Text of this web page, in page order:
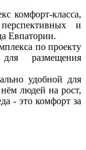
комфорт-класса,
и
Евпатории.
по проекту
размещения
удобной для
людей на рост,
- это комфорт за